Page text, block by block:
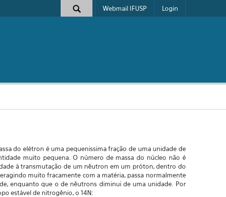
Webmail IFUSP Login
do elétron é uma pequenissima fração de uma unidade de
muito pequena. O número de massa do núcleo não é
à transmutação de um nêutron em um próton, dentro do
muito fracamente com a matéria, passa normalmente
enquanto que o de nêutrons diminui de uma unidade. Por
estável de nitrogênio, o 14N: